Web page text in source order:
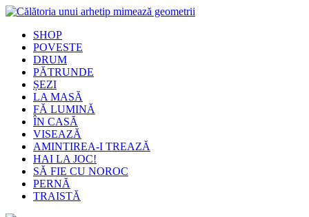
SHOP
POVESTE
DRUM
PĂTRUNDE
ȘEZI
LA MASĂ
FĂ LUMINĂ
ÎN CASĂ
VISEAZĂ
AMINTIREA-I TREAZĂ
HAI LA JOC!
SĂ FIE CU NOROC
PERNĂ
TRAISTĂ